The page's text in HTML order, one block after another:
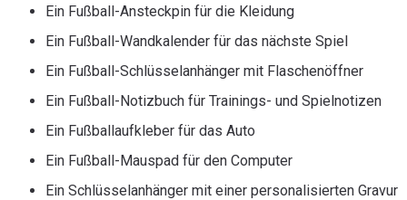
Ein Fußball-Ansteckpin für die Kleidung
Ein Fußball-Wandkalender für das nächste Spiel
Ein Fußball-Schlüsselanhänger mit Flaschenöffner
Ein Fußball-Notizbuch für Trainings- und Spielnotizen
Ein Fußballaufkleber für das Auto
Ein Fußball-Mauspad für den Computer
Ein Schlüsselanhänger mit einer personalisierten Gravur